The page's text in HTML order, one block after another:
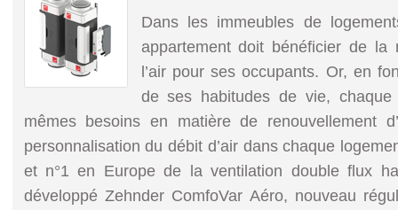
Dans les immeubles de
appartement doit bénéficier de la
l’air pour ses occupants. Or, en
de ses habitudes de vie, chaque
mêmes besoins en matière de renouvellement
personnalisation du débit d’air dans chaque
et n°1 en Europe de la ventilation double flux
développé Zehnder ComfoVar Aéro, nouveau